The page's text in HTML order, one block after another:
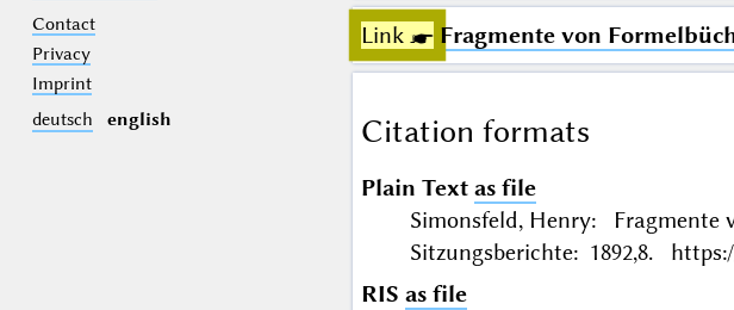
Contact
Privacy
Imprint
deutsch
english
Link ☛ Fragmente von
Citation formats
Plain Text as file
Simonsfeld, Henry: Fragmente
Sitzungsberichte: 1892,8.
RIS as file